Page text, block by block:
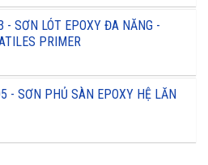
SƠN LÓT EPOXY ĐA NĂNG -
PRIMER
- SƠN PHỦ SÀN EPOXY HỆ LĂN